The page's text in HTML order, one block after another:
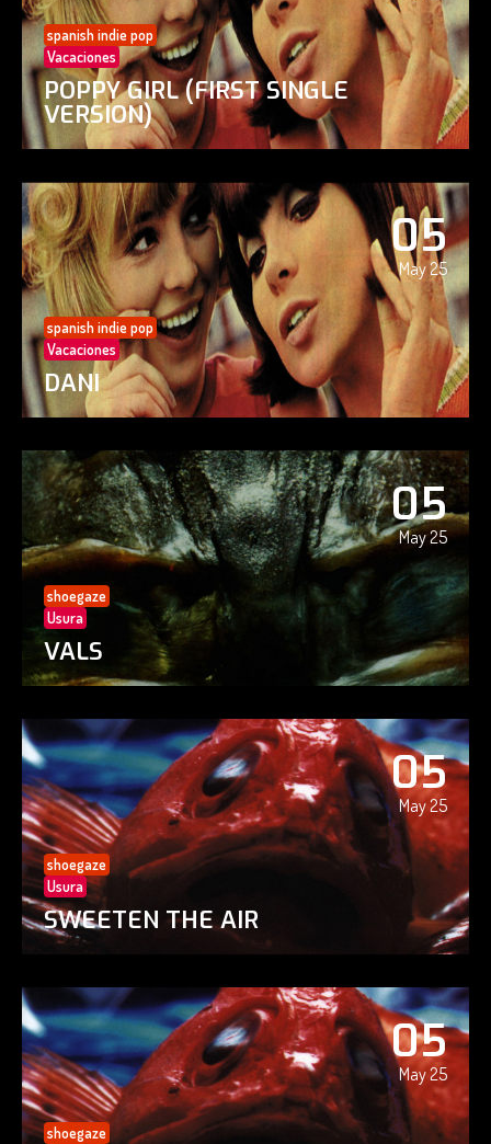
spanish indie pop
Vacaciones
POPPY GIRL (FIRST SINGLE
VERSION)
05
May 25
spanish indie pop
Vacaciones
DANI
05
May 25
shoegaze
Usura
VALS
05
May 25
shoegaze
Usura
SWEETEN THE AIR
05
May 25
shoegaze